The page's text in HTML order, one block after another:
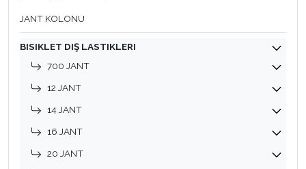
JANT KOLONU
BISIKLET DIŞ LASTIKLERI
700 JANT
12 JANT
14 JANT
16 JANT
20 JANT